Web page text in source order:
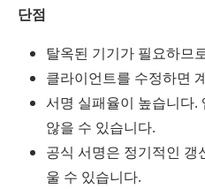
단점
탈옥된 기기가 필요하므
클라이언트를 수정하면
서명 실패율이 높습니다.
않을 수 있습니다.
공식 서명은 정기적인 갱
울 수 있습니다.